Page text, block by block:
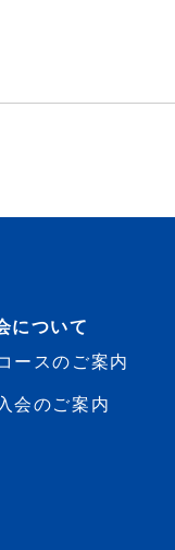
について
ースのご案内
会のご案内